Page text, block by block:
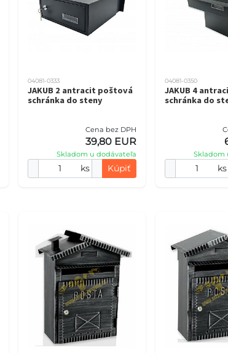
04081-0333
JAKUB 2 antracit poštová
schránka do steny
Cena bez DPH
39,80 EUR
Skladom u dodávateľa
ks Kúpiť
04081-0350
JAKUB 4
schránka do
Skladom
ks